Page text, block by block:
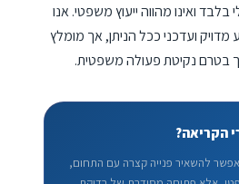
ואינו מהווה ייעוץ משפטי. אנו
ועדכני ככל הניתן, אך מומלץ
בטרם נקיטת פעולה משפטית.
הקריאה?
להשאיר פנייה קצרה עם התחום,